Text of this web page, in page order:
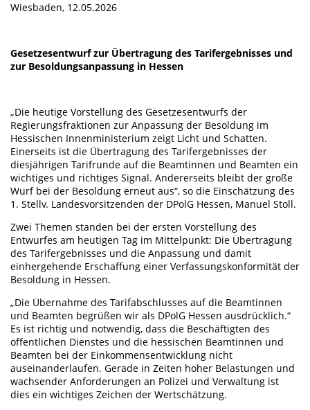
Wiesbaden, 12.05.2026
Gesetzesentwurf zur Übertragung des Tarifergebnisses und
zur Besoldungsanpassung in Hessen
„Die heutige Vorstellung des Gesetzesentwurfs der
Regierungsfraktionen zur Anpassung der Besoldung im
Hessischen Innenministerium zeigt Licht und Schatten.
Einerseits ist die Übertragung des Tarifergebnisses der
diesjährigen Tarifrunde auf die Beamtinnen und Beamten ein
wichtiges und richtiges Signal. Andererseits bleibt der große
Wurf bei der Besoldung erneut aus“, so die Einschätzung des
1. Stellv. Landesvorsitzenden der DPolG Hessen, Manuel Stoll.
Zwei Themen standen bei der ersten Vorstellung des
Entwurfes am heutigen Tag im Mittelpunkt: Die Übertragung
des Tarifergebnisses und die Anpassung und damit
einhergehende Erschaffung einer Verfassungskonformität der
Besoldung in Hessen.
„Die Übernahme des Tarifabschlusses auf die Beamtinnen
und Beamten begrüßen wir als DPolG Hessen ausdrücklich.“
Es ist richtig und notwendig, dass die Beschäftigten des
öffentlichen Dienstes und die hessischen Beamtinnen und
Beamten bei der Einkommensentwicklung nicht
auseinanderlaufen. Gerade in Zeiten hoher Belastungen und
wachsender Anforderungen an Polizei und Verwaltung ist
dies ein wichtiges Zeichen der Wertschätzung.